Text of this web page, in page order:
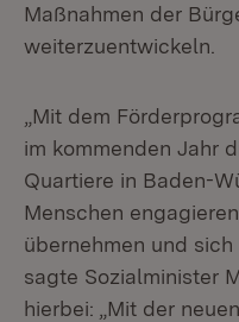
Maßnahmen der
weiterzuentwickeln.
„Mit dem
im kommenden Jahr
Quartiere in Baden-
Menschen
übernehmen und
sagte Sozialminister
hierbei: „Mit der